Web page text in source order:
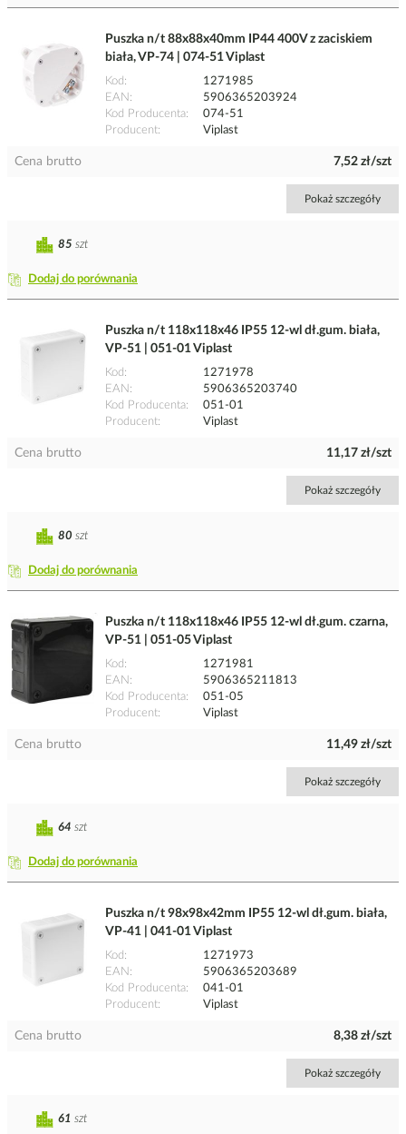
Puszka n/t 88x88x40mm IP44 400V z zaciskiem
biała, VP-74 | 074-51 Viplast
Kod
1271985
EAN
5906365203924
Kod Producenta
074-51
Producent
Viplast
Cena brutto 7,52 zł/szt
Pokaż szczegóły
Dodaj do porównania
85 szt
Puszka n/t 118x118x46 IP55 12-wl dł.gum. biała,
VP-51 | 051-01 Viplast
Kod
1271978
EAN
5906365203740
Kod Producenta
051-01
Producent
Viplast
Cena brutto 11,17 zł/szt
Pokaż szczegóły
Dodaj do porównania
80 szt
Puszka n/t 118x118x46 IP55 12-wl dł.gum. czarna,
VP-51 | 051-05 Viplast
Kod
1271981
EAN
5906365211813
Kod Producenta
051-05
Producent
Viplast
Cena brutto 11,49 zł/szt
Pokaż szczegóły
Dodaj do porównania
64 szt
Puszka n/t 98x98x42mm IP55 12-wl dł.gum. biała,
VP-41 | 041-01 Viplast
Kod
1271973
EAN
5906365203689
Kod Producenta
041-01
Producent
Viplast
Cena brutto 8,38 zł/szt
Pokaż szczegóły
61 szt